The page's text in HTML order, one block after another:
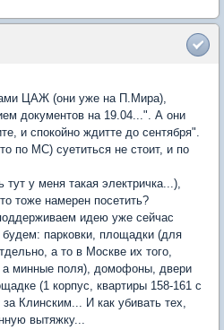
ЦАЖ (они уже на П.Мира),
документов на 19.04...". А они
и спокойно ждитте до сентября".
по МС) суетиться не стоит, и по
тут у меня такая электричка...),
тоже намерен посетить?
идею уже сейчас
будем: парковки, площадки (для
а то в Москве их того,
а минные поля), домофоны, двери
(1 корпус, квартиры 158-161 с
Клинским... И как убивать тех,
вытяжку...